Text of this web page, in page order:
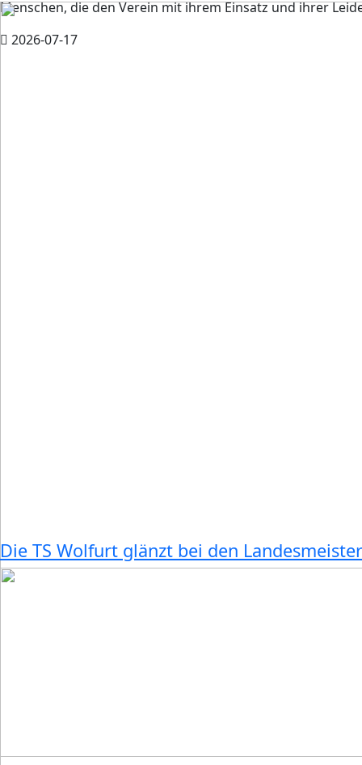
Menschen, die den Verein mit ihrem Einsatz und ihrer
2026-07-17
Die TS Wolfurt glänzt bei den